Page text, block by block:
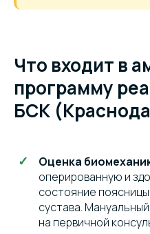
Что входит в
программу
БСК
Оценка
оперированную и
состояние
сустава.
на первичной